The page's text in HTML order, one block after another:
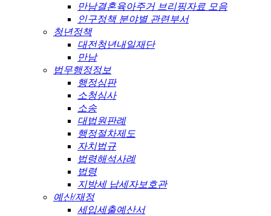
만남결혼육아주거 브리핑자료 모음
인구정책 분야별 관련부서
청년정책
대전청년내일재단
만남
법무행정정보
행정심판
소청심사
소송
대법원판례
행정절차제도
자치법규
법령해석사례
법령
지방세 납세자보호관
예산/재정
세입세출예산서